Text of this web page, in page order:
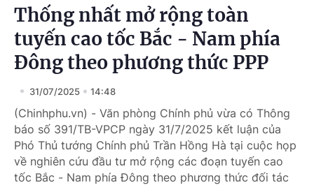
Thống nhất mở rộng toàn
tuyến cao tốc Bắc - Nam phía
Đông theo phương thức PPP
31/07/2025 14:48
(Chinhphu.vn) - Văn phòng Chính phủ vừa có Thông
báo số 391/TB-VPCP ngày 31/7/2025 kết luận của
Phó Thủ tướng Chính phủ Trần Hồng Hà tại cuộc họp
về nghiên cứu đầu tư mở rộng các đoạn tuyến cao
tốc Bắc - Nam phía Đông theo phương thức đối tác